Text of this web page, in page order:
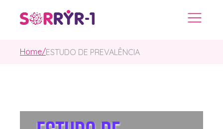
Home/ESTUDO DE PREVALÊNCIA